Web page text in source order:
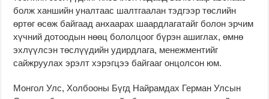
болж ханшийн уналтаас шалтгаалан тэдгээр төслийн
өртөг өсөж байгаад анхаарах шаардлагатайг болон эрчим
хүчний дотоодын нөөц бололцоог бүрэн ашиглах, өмнө
эхлүүлсэн төслүүдийн удирдлага, менежментийг
сайжруулах эрэлт хэрэгцээ байгааг онцолсон юм.
Монгол Улс, Холбооны Бүгд Найрамдах Герман Улсын